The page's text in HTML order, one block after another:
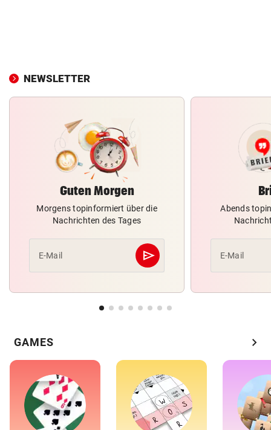
NEWSLETTER
Guten Morgen
Morgens topinformiert über die
Nachrichten des Tages
E-Mail send
Abschicken
Abends
E-Mail
GAMES chevron_right